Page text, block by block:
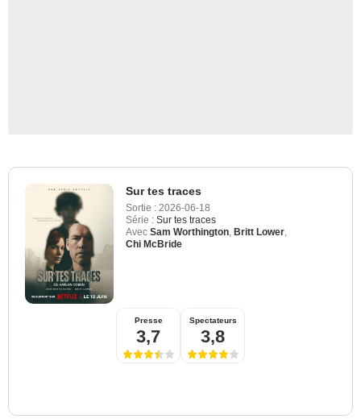
Sur tes traces
Sortie : 2026-06-18
Série : Sur tes traces
Avec Sam Worthington Britt Lower
Chi McBride
Presse
3,7
Spectateurs
3,8